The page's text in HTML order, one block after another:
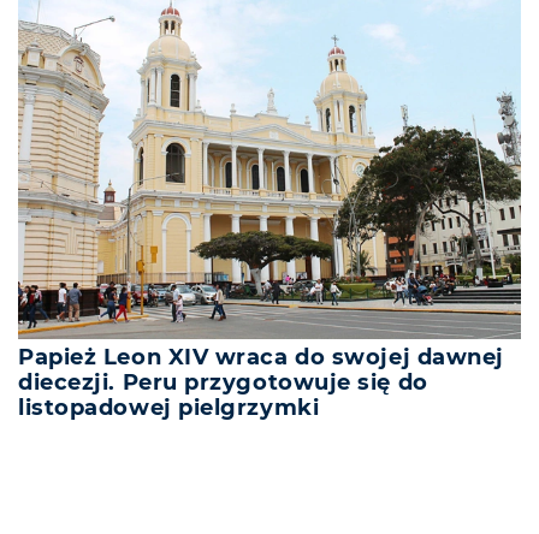
Papież Leon XIV wraca do swojej dawnej
diecezji. Peru przygotowuje się do
listopadowej pielgrzymki